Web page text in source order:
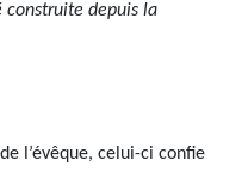
construite depuis la
l’évêque, celui-ci confie